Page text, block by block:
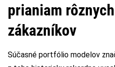
prianiam
zákazníkov
Súčasné portfólio modelov